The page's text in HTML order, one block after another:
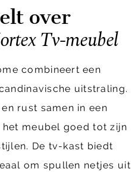
over
Tv-meubel
combineert een
uitstraling.
rust samen in een
meubel goed tot zijn
De tv-kast biedt
om spullen netjes uit